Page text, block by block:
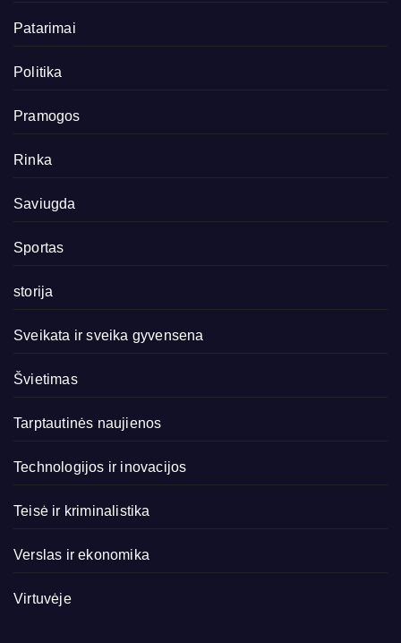
Patarimai
Politika
Pramogos
Rinka
Saviugda
Sportas
storija
Sveikata ir sveika gyvensena
Švietimas
Tarptautinės naujienos
Technologijos ir inovacijos
Teisė ir kriminalistika
Verslas ir ekonomika
Virtuvėje